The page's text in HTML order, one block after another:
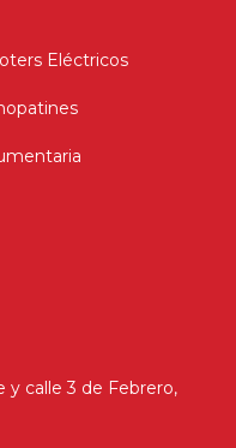
Eléctricos
y calle 3 de Febrero,